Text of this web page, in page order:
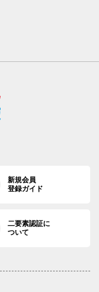
新規会員
登録ガイド
二要素認証に
ついて